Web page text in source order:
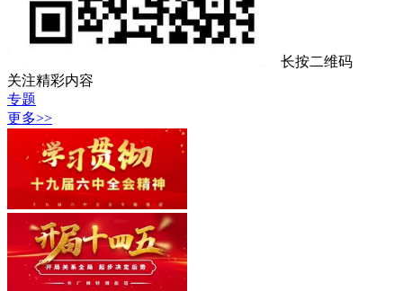
长按二维码
关注精彩内容
专题
更多>>